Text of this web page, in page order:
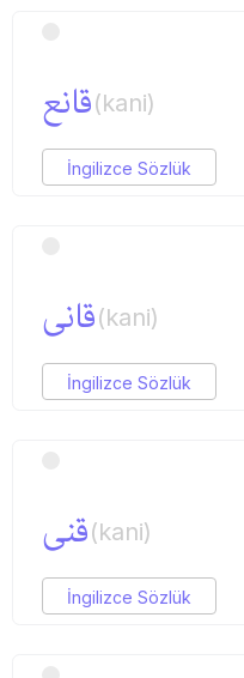
قانع(kani)
İngilizce Sözlük
قانی(kani)
İngilizce Sözlük
قنی(kani)
İngilizce Sözlük